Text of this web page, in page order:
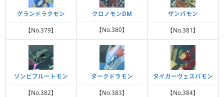
グランドラクモン
【No.379】
クロノモンDM
【No.380】
ザンバモン
【No.381】
ゾンビプルートモン
【No.382】
ダークドラモン
【No.383】
タイガーヴェスパモン
【No.384】